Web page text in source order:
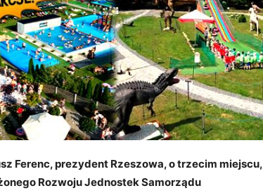
Ferenc, prezydent Rzeszowa, o trzecim miejscu,
Rozwoju Jednostek Samorządu